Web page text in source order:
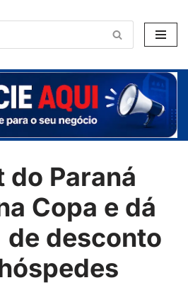
do Paraná
Copa e dá
de desconto